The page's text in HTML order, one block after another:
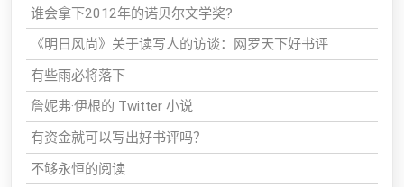
谁会拿下2012年的诺贝尔文学奖?
《明日风尚》关于读写人的访谈：网罗天下好书评
有些雨必将落下
詹妮弗·伊根的 Twitter 小说
有资金就可以写出好书评吗？
不够永恒的阅读